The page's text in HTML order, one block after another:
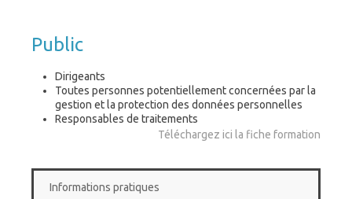
Public
Dirigeants
Toutes personnes potentiellement concernées par la
gestion et la protection des données personnelles
Responsables de traitements
Téléchargez ici la fiche formation
Informations pratiques